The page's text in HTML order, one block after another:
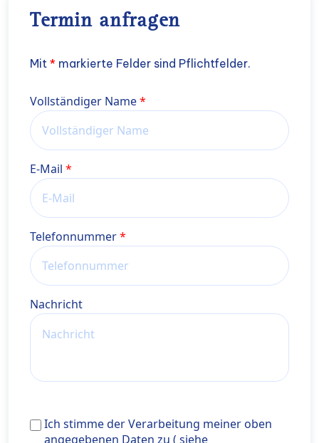
Termin anfragen
Mit * markierte Felder sind Pflichtfelder.
Name
Vollständiger Name
E-Mail
Telefonnummer
Nachricht
Ich stimme der Verarbeitung meiner oben
Daten zu ( siehe <a href="https://wiener-
Ich stimme der Verarbeitung meiner oben
angegebenen Daten zu ( siehe